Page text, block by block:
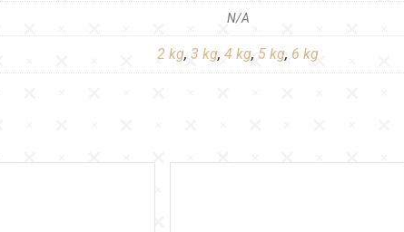
N/A
2 kg, 3 kg, 4 kg, 5 kg, 6 kg